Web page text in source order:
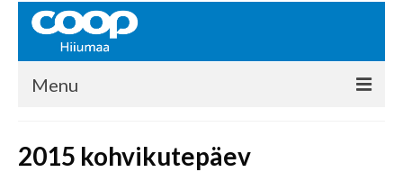
Menu
Kontakt
2015 kohvikutepäev